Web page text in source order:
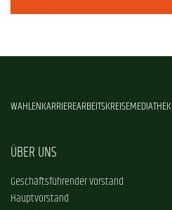
WAHLENKARRIEREARBEITSKREISEMEDIATHEK
ÜBER UNS
Geschäftsführender Vorstand
Hauptvorstand